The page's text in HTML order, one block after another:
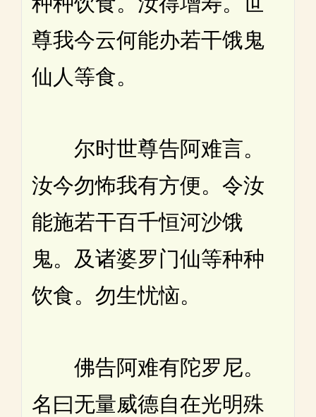
尊我今云何能办若干饿鬼
仙人等食。
尔时世尊告阿难言。
汝今勿怖我有方便。令汝
能施若干百千恒河沙饿
鬼。及诸婆罗门仙等种种
饮食。勿生忧恼。
佛告阿难有陀罗尼。
名曰无量威德自在光明殊